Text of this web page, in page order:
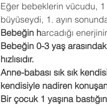
Evlilik Terapisi
Eğer bebeklerin vücudu, 1
büyüseydi, 1. ayın
Bebeğin harcadığı
Bebeğin 0-3 yaş
hızlısıdır.
Anne-babası sık sık
kendisiyle nadiren
Bir çocuk 1 yaşına